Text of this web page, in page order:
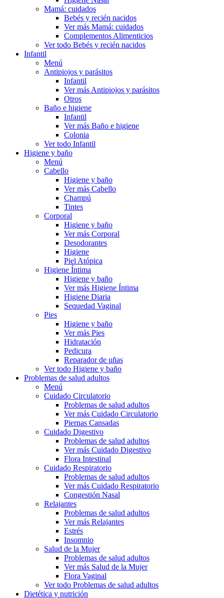
Mamá: cuidados
Bebés y recién nacidos
Ver más Mamá: cuidados
Complementos Alimenticios
Ver todo Bebés y recién nacidos
Infantil
Menú
Antipiojos y parásitos
Infantil
Ver más Antipiojos y parásitos
Otros
Baño e higiene
Infantil
Ver más Baño e higiene
Colonia
Ver todo Infantil
Higiene y baño
Menú
Cabello
Higiene y baño
Ver más Cabello
Champú
Tintes
Corporal
Higiene y baño
Ver más Corporal
Desodorantes
Higiene
Piel Atópica
Higiene Íntima
Higiene y baño
Ver más Higiene Íntima
Higiene Diaria
Sequedad Vaginal
Pies
Higiene y baño
Ver más Pies
Hidratación
Pedicura
Reparador de uñas
Ver todo Higiene y baño
Problemas de salud adultos
Menú
Cuidado Circulatorio
Problemas de salud adultos
Ver más Cuidado Circulatorio
Piernas Cansadas
Cuidado Digestivo
Problemas de salud adultos
Ver más Cuidado Digestivo
Flora Intestinal
Cuidado Respiratorio
Problemas de salud adultos
Ver más Cuidado Respiratorio
Congestión Nasal
Relajantes
Problemas de salud adultos
Ver más Relajantes
Estrés
Insomnio
Salud de la Mujer
Problemas de salud adultos
Ver más Salud de la Mujer
Flora Vaginal
Ver todo Problemas de salud adultos
Dietética y nutrición